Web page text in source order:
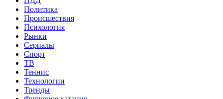
Политика
Происшествия
Психология
Рынки
Сериалы
Спорт
ТВ
Теннис
Технологии
Тренды